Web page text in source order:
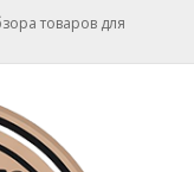
товаров для